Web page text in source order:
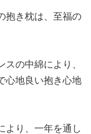
抱き枕は、至福の
の中綿により、
心地良い抱き心地
より、一年を通し